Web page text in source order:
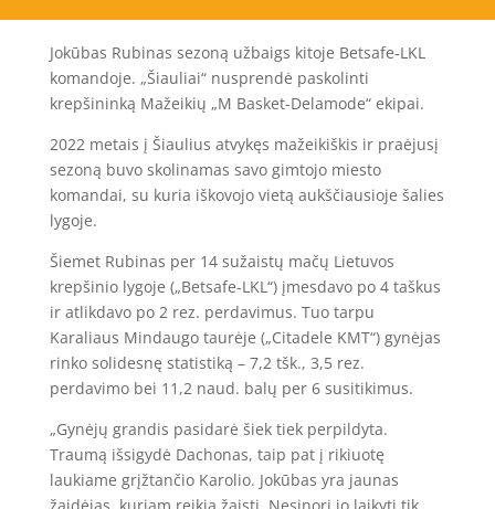
Jokūbas Rubinas sezoną užbaigs kitoje Betsafe-LKL
komandoje. „Šiauliai“ nusprendė paskolinti
krepšininką Mažeikių „M Basket-Delamode“ ekipai.
2022 metais į Šiaulius atvykęs mažeikiškis ir praėjusį
sezoną buvo skolinamas savo gimtojo miesto
komandai, su kuria iškovojo vietą aukščiausioje šalies
lygoje.
Šiemet Rubinas per 14 sužaistų mačų Lietuvos
krepšinio lygoje („Betsafe-LKL“) įmesdavo po 4 taškus
ir atlikdavo po 2 rez. perdavimus. Tuo tarpu
Karaliaus Mindaugo taurėje („Citadele KMT“) gynėjas
rinko solidesnę statistiką – 7,2 tšk., 3,5 rez.
perdavimo bei 11,2 naud. balų per 6 susitikimus.
„Gynėjų grandis pasidarė šiek tiek perpildyta.
Traumą išsigydė Dachonas, taip pat į rikiuotę
laukiame grįžtančio Karolio. Jokūbas yra jaunas
žaidėjas, kuriam reikia žaisti. Nesinori jo laikyti tik